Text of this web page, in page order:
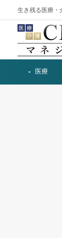
生き残る医療・
医療